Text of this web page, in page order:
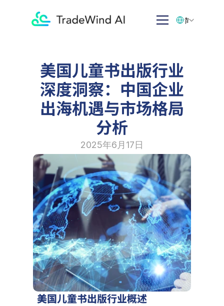
美国儿童书出版行业
深度洞察：中国企业
出海机遇与市场格局
分析
2025年6月17日
美国儿童书出版行业概述
简体中文